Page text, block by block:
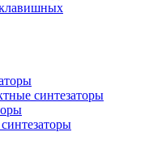
синтезаторы